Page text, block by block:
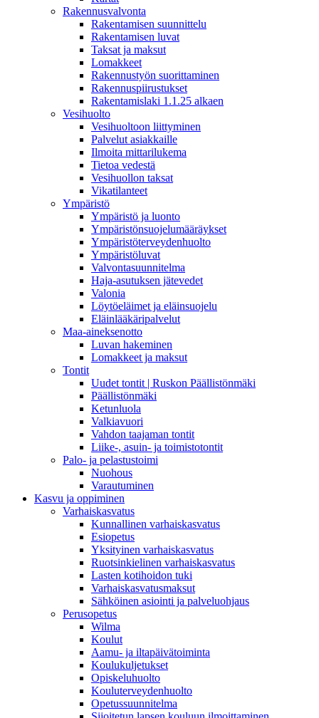
Rakennusvalvonta
Rakentamisen suunnittelu
Rakentamisen luvat
Taksat ja maksut
Lomakkeet
Rakennustyön suorittaminen
Rakennuspiirustukset
Rakentamislaki 1.1.25 alkaen
Vesihuolto
Vesihuoltoon liittyminen
Palvelut asiakkaille
Ilmoita mittarilukema
Tietoa vedestä
Vesihuollon taksat
Vikatilanteet
Ympäristö
Ympäristö ja luonto
Ympäristönsuojelumääräykset
Ympäristöterveydenhuolto
Ympäristöluvat
Valvontasuunnitelma
Haja-asutuksen jätevedet
Valonia
Löytöeläimet ja eläinsuojelu
Eläinlääkäripalvelut
Maa-aineksenotto
Luvan hakeminen
Lomakkeet ja maksut
Tontit
Uudet tontit | Ruskon Päällistönmäki
Päällistönmäki
Ketunluola
Valkiavuori
Vahdon taajaman tontit
Liike-, asuin- ja toimistotontit
Palo- ja pelastustoimi
Nuohous
Varautuminen
Kasvu ja oppiminen
Varhaiskasvatus
Kunnallinen varhaiskasvatus
Esiopetus
Yksityinen varhaiskasvatus
Ruotsinkielinen varhaiskasvatus
Lasten kotihoidon tuki
Varhaiskasvatusmaksut
Sähköinen asiointi ja palveluohjaus
Perusopetus
Wilma
Koulut
Aamu- ja iltapäivätoiminta
Koulukuljetukset
Opiskeluhuolto
Kouluterveydenhuolto
Opetussuunnitelma